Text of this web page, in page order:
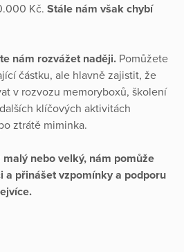
Kč. Stále nám však chybí
nám rozvážet naději. Pomůžete
částku, ale hlavně zajistit, že
v rozvozu memoryboxů, školení
klíčových aktivitách
ztrátě miminka.
nebo velký, nám pomůže
a přinášet vzpomínky a podporu